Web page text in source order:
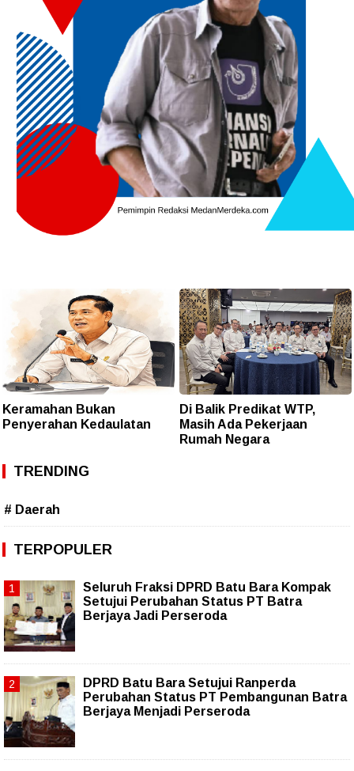
Keramahan Bukan
Penyerahan Kedaulatan
Di Balik Predikat WTP,
Masih Ada Pekerjaan
Rumah Negara
TRENDING
# Daerah
TERPOPULER
Seluruh Fraksi DPRD Batu Bara Kompak
Setujui Perubahan Status PT Batra
Berjaya Jadi Perseroda
DPRD Batu Bara Setujui Ranperda
Perubahan Status PT Pembangunan Batra
Berjaya Menjadi Perseroda